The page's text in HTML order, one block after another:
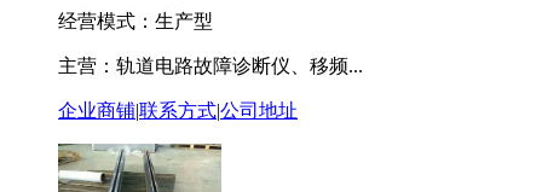
经营模式：生产型
主营：轨道电路故障诊断仪、移频...
企业商铺|联系方式|公司地址